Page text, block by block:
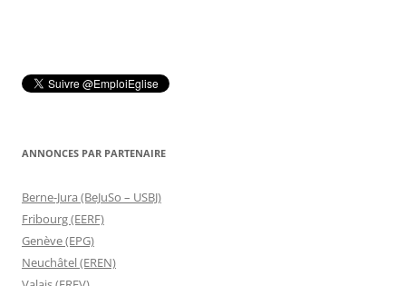
ANNONCES PAR PARTENAIRE
Berne-Jura (BeJuSo – USBJ)
Fribourg (EERF)
Genève (EPG)
Neuchâtel (EREN)